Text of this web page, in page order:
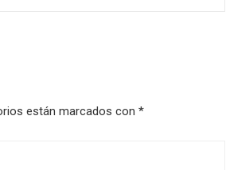
están marcados con *